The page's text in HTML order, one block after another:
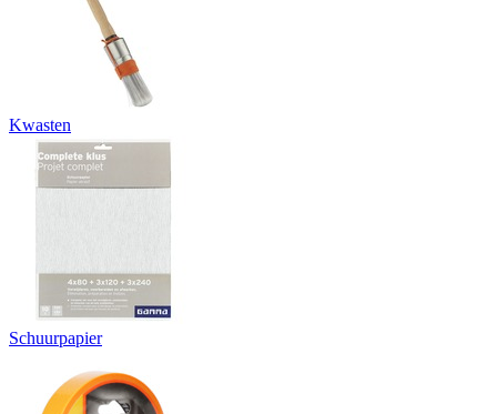
Kwasten
Schuurpapier